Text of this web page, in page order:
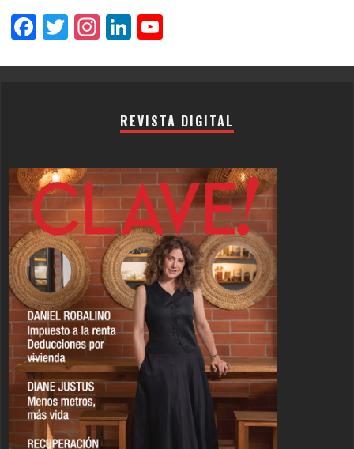
Facebook
Twitter
Instagram
LinkedIn
REVISTA DIGITAL